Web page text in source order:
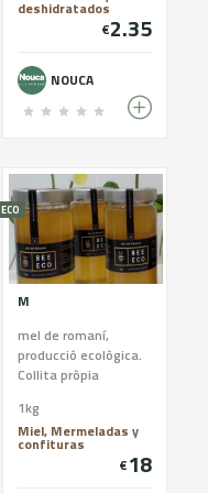
familiar
deshidratados
€2.35
NOUCA
ECO
M
mel de romaní,
producció ecològica.
Collita pròpia
1kg
Miel, Mermeladas y
confituras
€18